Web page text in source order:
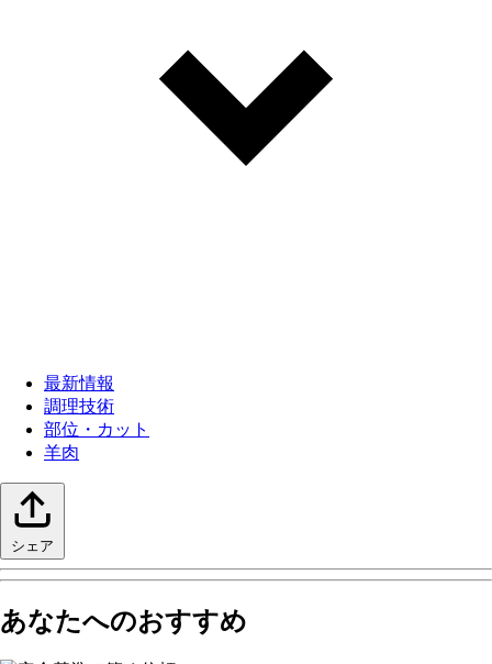
最新情報
調理技術
部位・カット
羊肉
シェア
あなたへのおすすめ